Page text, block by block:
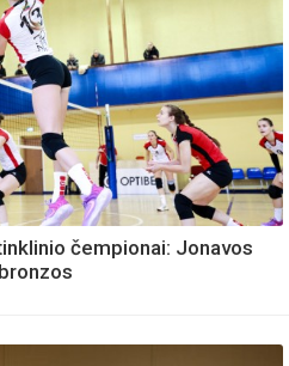
čempionai: Jonavos